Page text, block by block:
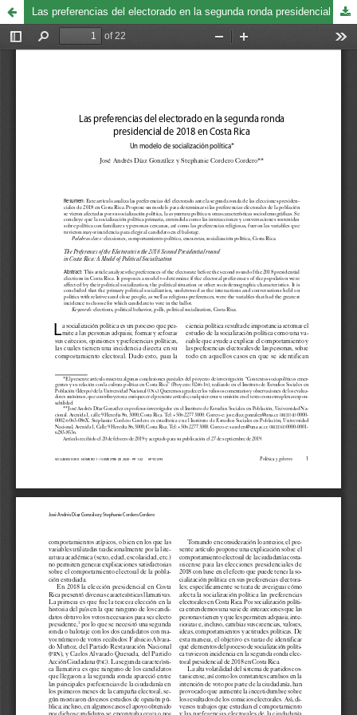
Las preferencias del electorado en la segunda ronda presidencial de 2018 en Costa Rica. Un modelo de socialización política.